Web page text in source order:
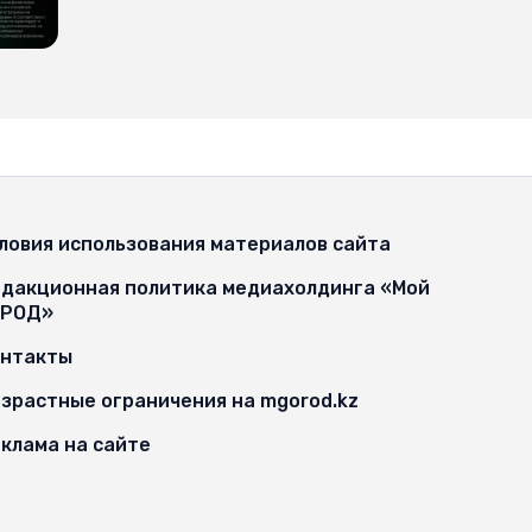
использования материалов сайта
политика медиахолдинга «Мой
ограничения на mgorod.kz
на сайте